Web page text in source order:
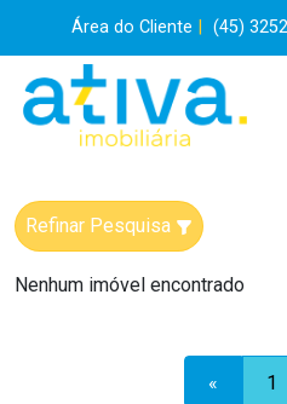
Área do Cliente (45)
Refinar Pesquisa
Nenhum imóvel encontrado
« 1